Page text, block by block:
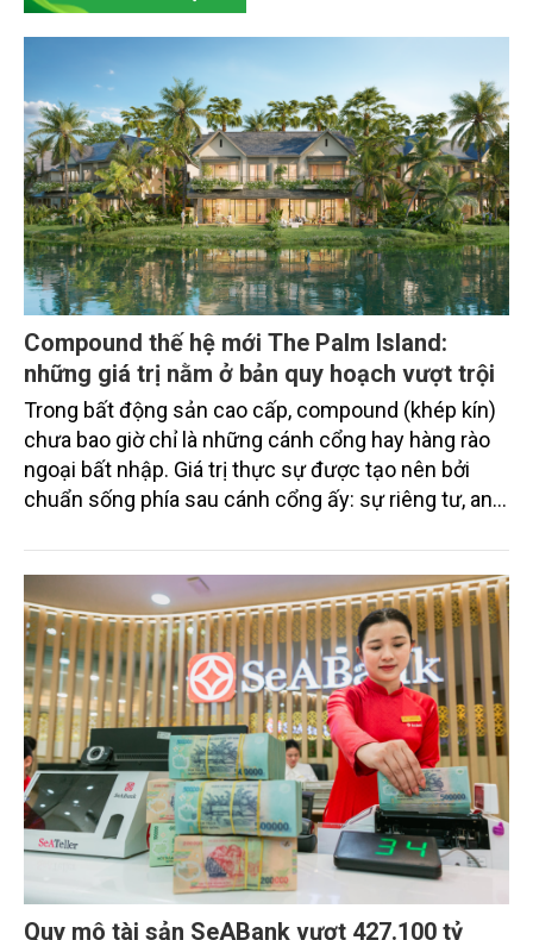
Compound thế hệ mới The Palm Island:
những giá trị nằm ở bản quy hoạch vượt trội
Trong bất động sản cao cấp, compound (khép kín)
chưa bao giờ chỉ là những cánh cổng hay hàng rào
ngoại bất nhập. Giá trị thực sự được tạo nên bởi
chuẩn sống phía sau cánh cổng ấy: sự riêng tư, an
vụ được thiết kế dành riêng cho họ.
Quy mô tài sản SeABank vượt 427.100 tỷ